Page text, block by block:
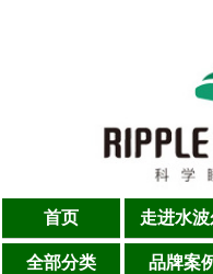
首页 走进水
全部分类 品牌案